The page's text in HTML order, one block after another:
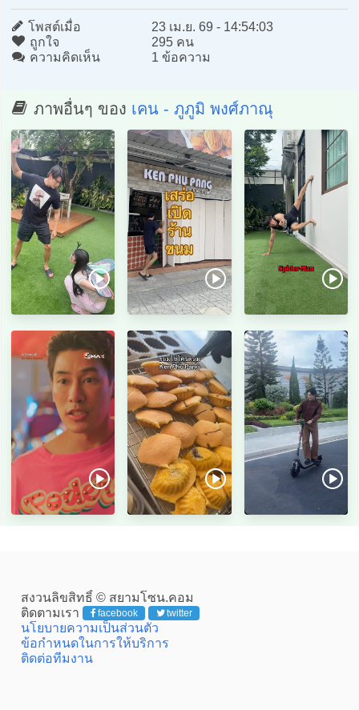
โพสต์เมื่อ
23 เม.ย. 69 - 14:54:03
ถูกใจ
295 คน
ความคิดเห็น
1 ข้อความ
ภาพอื่นๆ ของ เคน - ภูภูมิ พงศ์ภาณุ
สงวนลิขสิทธิ์ © สยามโซน.คอม
ติดตามเรา
facebook twitter
นโยบายความเป็นส่วนตัว
ข้อกำหนดในการให้บริการ
ติดต่อทีมงาน